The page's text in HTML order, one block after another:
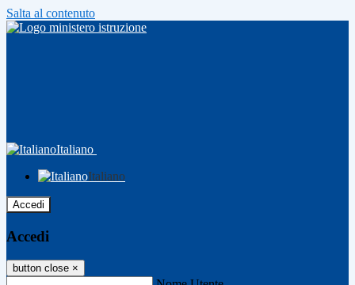
Salta al contenuto
Italiano
Italiano
Accedi
Accedi
button close ×